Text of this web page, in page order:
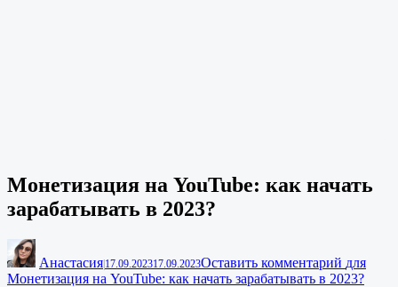
Монетизация на YouTube: как начать
зарабатывать в 2023?
Анастасия 17.09.202317.09.2023Оставить комментарий для
Монетизация на YouTube: как начать зарабатывать в 2023?